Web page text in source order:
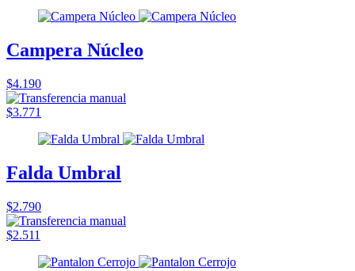
Campera Núcleo
$4.190
$3.771
Falda Umbral
$2.790
$2.511